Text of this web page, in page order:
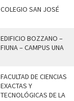
COLEGIO SAN JOSÉ
EDIFICIO BOZZANO –
FIUNA – CAMPUS UNA
FACULTAD DE CIENCIAS
EXACTAS Y
TECNOLÓGICAS DE LA